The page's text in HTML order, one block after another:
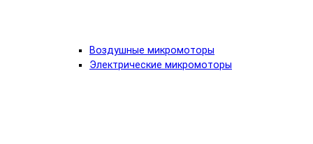
Воздушные микромоторы
Электрические микромоторы